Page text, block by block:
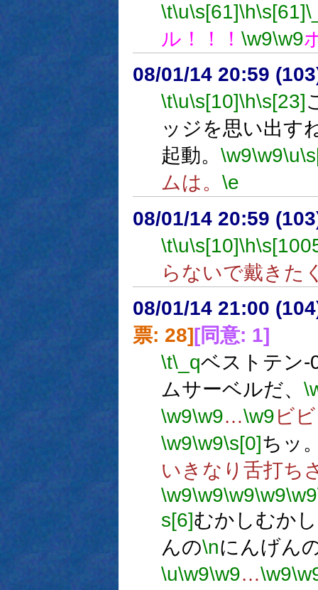
\t\u\s[61]\h\s[61]
ル！！！ \w9\w9
08/01/14 20:59
\t\u\s[10]\h\s[23]
ッジを思い出す
起動。 \w9\w9\u
ムは。 \e
08/01/14 20:59
\t\u\s[10]\h
らないで戴きた
08/01/14 21:00
票: 28][同意: 1]
\t\_qベストテン-
ムサーベルだ、
\w9\w9…\w9ビ
\w9\w9\s[0]ちッ
いきなり舌打ち
\w9\w9\w9\w9\w9
s[6]むかしむか
んの\nにんげん
\u\w9\w9…\w9